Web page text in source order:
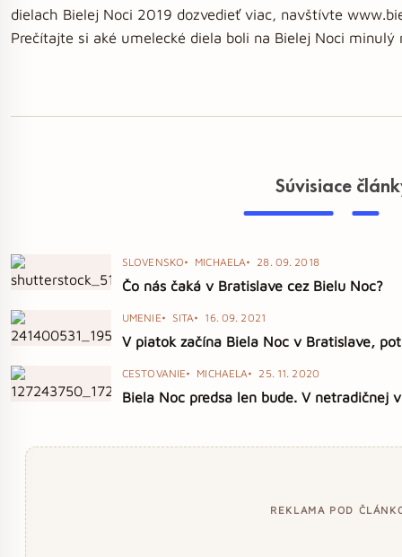
dielach Bielej Noci 2019 dozvedieť viac, navštívte
Prečítajte si aké umelecké diela boli na Bielej Noci minulý
Súvisiace
SLOVENSKO MICHAELA 28. 09. 2018
Čo nás čaká v Bratislave cez Bielu Noc?
UMENIE SITA 16. 09. 2021
V piatok začína Biela Noc v Bratislave,
CESTOVANIE MICHAELA 25. 11. 2020
Biela Noc predsa len bude. V netradičnej
REKLAMA POD